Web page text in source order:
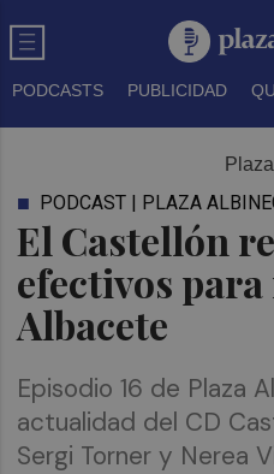
PODCASTS PUBLICIDAD
El Castellón
efectivos
Albacete
PODCAST | PLAZA
Episodio 16 de Plaza
actualidad del CD
Sergi Torner y Nerea